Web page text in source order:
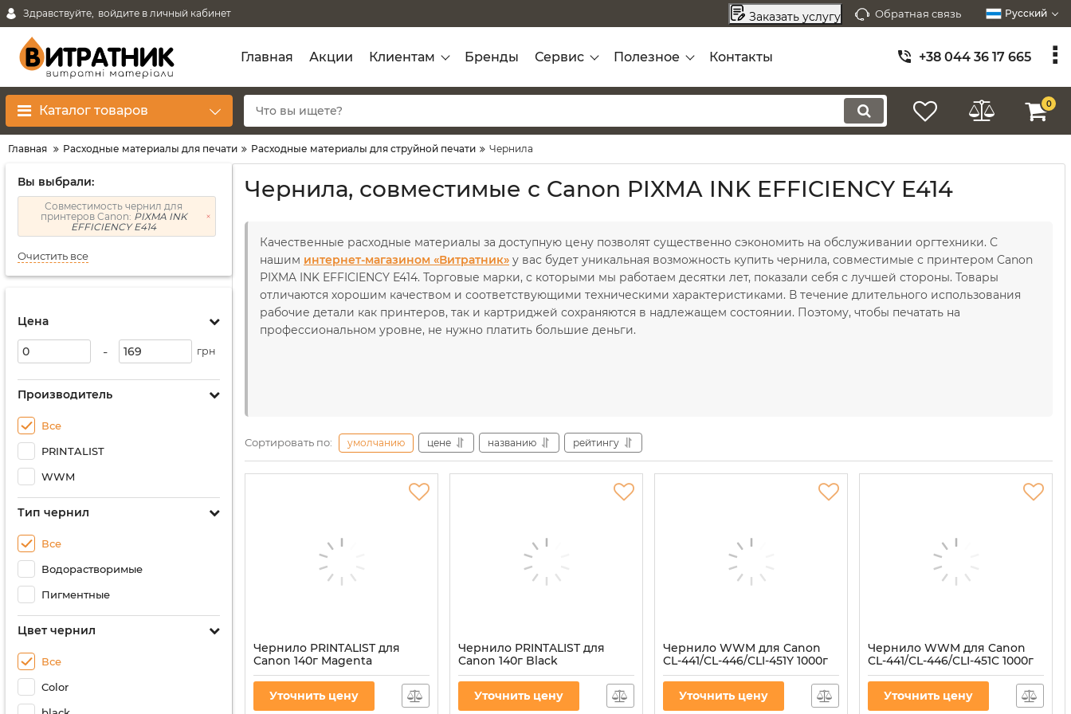
Здравствуйте, войдите в личный кабинет Заказать услугу Обратная связь Русский
Главная Акции Клиентам Бренды Сервис Полезное Контакты +38 044 36 17 665
Каталог товаров 0
Главная Расходные материалы для печати Расходные материалы для струйной печати Чернила
Вы выбрали:
Совместимость чернил для
принтеров Canon: PIXMA INK
EFFICIENCY E414
Очистить все
Цена
- грн
Производитель
Все
PRINTALIST
WWM
Тип чернил
Все
Водорастворимые
Пигментные
Цвет чернил
Все
Color
Чернила, совместимые с Canon PIXMA INK EFFICIENCY E414
Качественные расходные материалы за доступную цену позволят существенно сэкономить на обслуживании оргтехники. С
нашим интернет-магазином «Витратник» у вас будет уникальная возможность купить чернила, совместимые с принтером Canon
PIXMA INK EFFICIENCY E414. Торговые марки, с которыми мы работаем десятки лет, показали себя с лучшей стороны. Товары
отличаются хорошим качеством и соответствующими техническими характеристиками. В течение длительного использования
рабочие детали как принтеров, так и картриджей сохраняются в надлежащем состоянии. Поэтому, чтобы печатать на
профессиональном уровне, не нужно платить большие деньги.
Сортировать по: умолчанию цене названию рейтингу
Чернило PRINTALIST для
Canon 140г Magenta
водорастворимое (PL-INK-
CANON-M)
Артикул:PL-INK-CANON-M
Уточнить цену
Чернило PRINTALIST для
Canon 140г Black
водорастворимое (PL-INK-
CANON-B)
Артикул:PL-INK-CANON-B
Уточнить цену
Чернило WWM для Canon
CL-441/CL-446/CLI-451Y 1000г
Yellow водорастворимые
(C45/Y-4)
Артикул:C45/Y-4
Уточнить цену
Чернило WWM для Canon
CL-441/CL-446/CLI-451C 1000г
Cyan водорастворимые
(C45/C-4)
Артикул:C45/C-4
Уточнить цену